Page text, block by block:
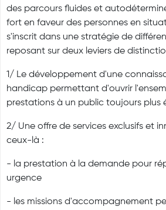
des parcours fluides et
fort en faveur des personnes en
s'inscrit dans une stratégie de
reposant sur deux leviers de
1/ Le développement d'une
handicap permettant d'ouvrir
prestations à un public toujours plus
2/ Une offre de services exclusifs et
ceux-là :
- la prestation à la demande pour
urgence
- les missions d'accompagnement